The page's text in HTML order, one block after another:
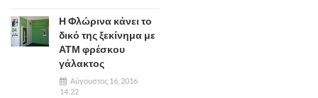
Η Φλώρινα κάνει το
δικό της ξεκίνημα με
ΑΤΜ φρέσκου
γάλακτος
Αύγουστος 16, 2016
14:22